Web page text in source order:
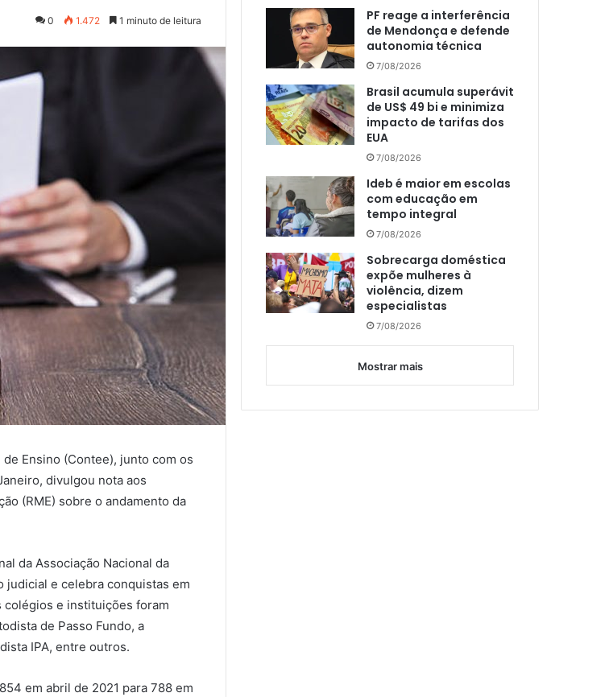
0 1.472 1 minuto de leitura
Ensino (Contee), junto com os
divulgou nota aos
(RME) sobre o andamento da
da Associação Nacional da
judicial e celebra conquistas em
colégios e instituições foram
de Passo Fundo, a
IPA, entre outros.
em abril de 2021 para 788 em
PF reage a interferência
de Mendonça e defende
autonomia técnica
7/08/2026
Brasil acumula superávit
de US$ 49 bi e minimiza
impacto de tarifas dos
EUA
7/08/2026
Ideb é maior em escolas
com educação em
tempo integral
7/08/2026
Sobrecarga doméstica
expõe mulheres à
violência, dizem
especialistas
7/08/2026
Mostrar mais